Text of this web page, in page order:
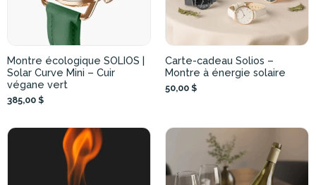
Montre écologique SOLIOS |
Solar Curve Mini – Cuir
végane vert
385,00 $
Carte-cadeau Solios –
Montre à énergie solaire
50,00 $